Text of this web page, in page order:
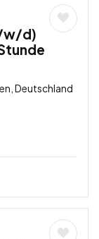
w/d)
Deutschland